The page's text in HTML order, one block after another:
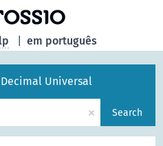
em português
Universal
× Search